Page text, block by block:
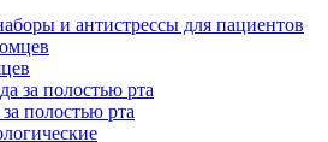
и антистрессы для пациентов
полостью рта